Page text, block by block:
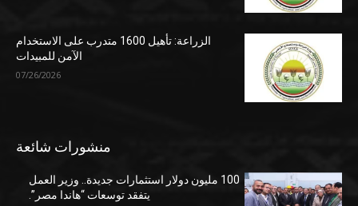
الزراعة: تأهيل 1600 متدرب على الاستخدام
الآمن للمبيدات
07/26/2026
منشورات شائعة
100 مليون دولار استثمارات جديدة.. وزير العمل
يتفقد توسعات “هاندا مصر”.